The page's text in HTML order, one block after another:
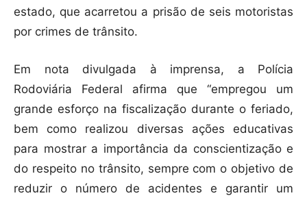
estado, que acarretou a prisão de seis motoristas
por crimes de trânsito.
Em nota divulgada à imprensa, a Polícia
Rodoviária Federal afirma que “empregou um
grande esforço na fiscalização durante o feriado,
bem como realizou diversas ações educativas
para mostrar a importância da conscientização e
do respeito no trânsito, sempre com o objetivo de
reduzir o número de acidentes e garantir um